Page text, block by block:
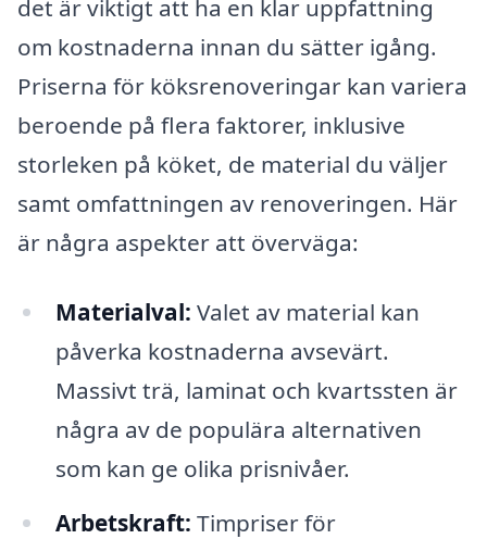
det är viktigt att ha en klar uppfattning
om kostnaderna innan du sätter igång.
Priserna för köksrenoveringar kan variera
beroende på flera faktorer, inklusive
storleken på köket, de material du väljer
samt omfattningen av renoveringen. Här
är några aspekter att överväga:
Materialval: Valet av material kan
påverka kostnaderna avsevärt.
Massivt trä, laminat och kvartssten är
några av de populära alternativen
som kan ge olika prisnivåer.
Arbetskraft: Timpriser för